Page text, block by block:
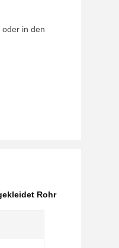
oder in den
Rohr